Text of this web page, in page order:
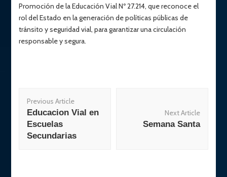
Promoción de la Educación Vial Nº 27.214, que reconoce el
rol del Estado en la generación de políticas públicas de
tránsito y seguridad vial, para garantizar una circulación
responsable y segura.
Navigation
Previous Article
Educacion Vial en
Escuelas
Secundarias
Next Article
Semana Santa